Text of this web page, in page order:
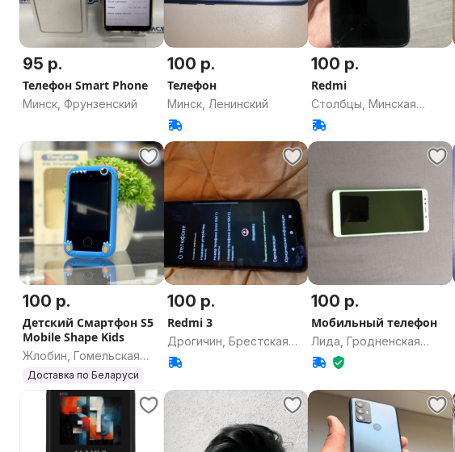
95 р.
Телефон Smart Phone
Минск, Фрунзенский
100 р.
Телефон
Минск, Ленинский
100 р.
Redmi
Столбцы, Минская
область
100 р.
Детский Смартфон S5
Mobile Shape Kids
Жлобин, Гомельская
область
Доставка по Беларуси
100 р.
Redmi 3
Дрогичин, Брестская
область
100 р.
Мобильный телефон
Лида, Гродненская
область